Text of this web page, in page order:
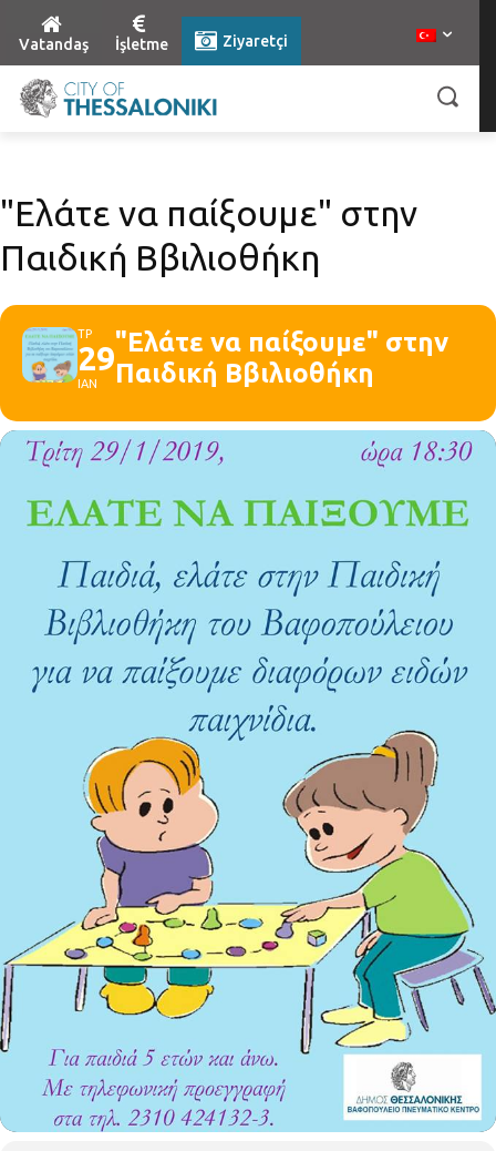
Vatandaş İşletme Ziyaretçi
"Ελάτε να παίξουμε" στην
Παιδική Ββιλιοθήκη
ΤΡ
29
ΙΑΝ
"Ελάτε να παίξουμε" στην
Παιδική Ββιλιοθήκη